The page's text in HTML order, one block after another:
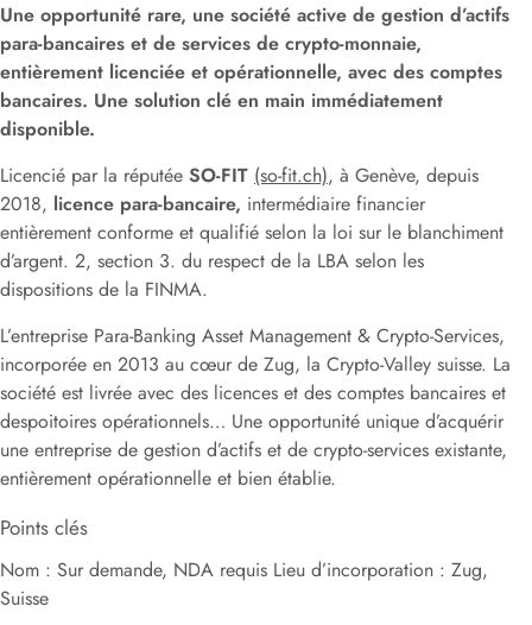
Une opportunité rare, une société active de gestion d’actifs
para-bancaires et de services de crypto-monnaie,
entièrement licenciée et opérationnelle, avec des comptes
bancaires. Une solution clé en main immédiatement
disponible.
Licencié par la réputée SO-FIT (so-fit.ch), à Genève, depuis
2018, licence para-bancaire, intermédiaire financier
entièrement conforme et qualifié selon la loi sur le blanchiment
d’argent. 2, section 3. du respect de la LBA selon les
dispositions de la FINMA.
L’entreprise Para-Banking Asset Management & Crypto-Services,
incorporée en 2013 au cœur de Zug, la Crypto-Valley suisse. La
société est livrée avec des licences et des comptes bancaires et
despoitoires opérationnels… Une opportunité unique d’acquérir
une entreprise de gestion d’actifs et de crypto-services existante,
entièrement opérationnelle et bien établie.
Points clés
Nom : Sur demande, NDA requis Lieu d’incorporation : Zug,
Suisse